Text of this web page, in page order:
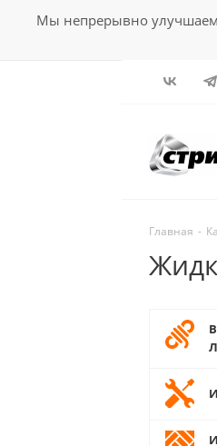
Мы непрерывно улучшаем
Главная -